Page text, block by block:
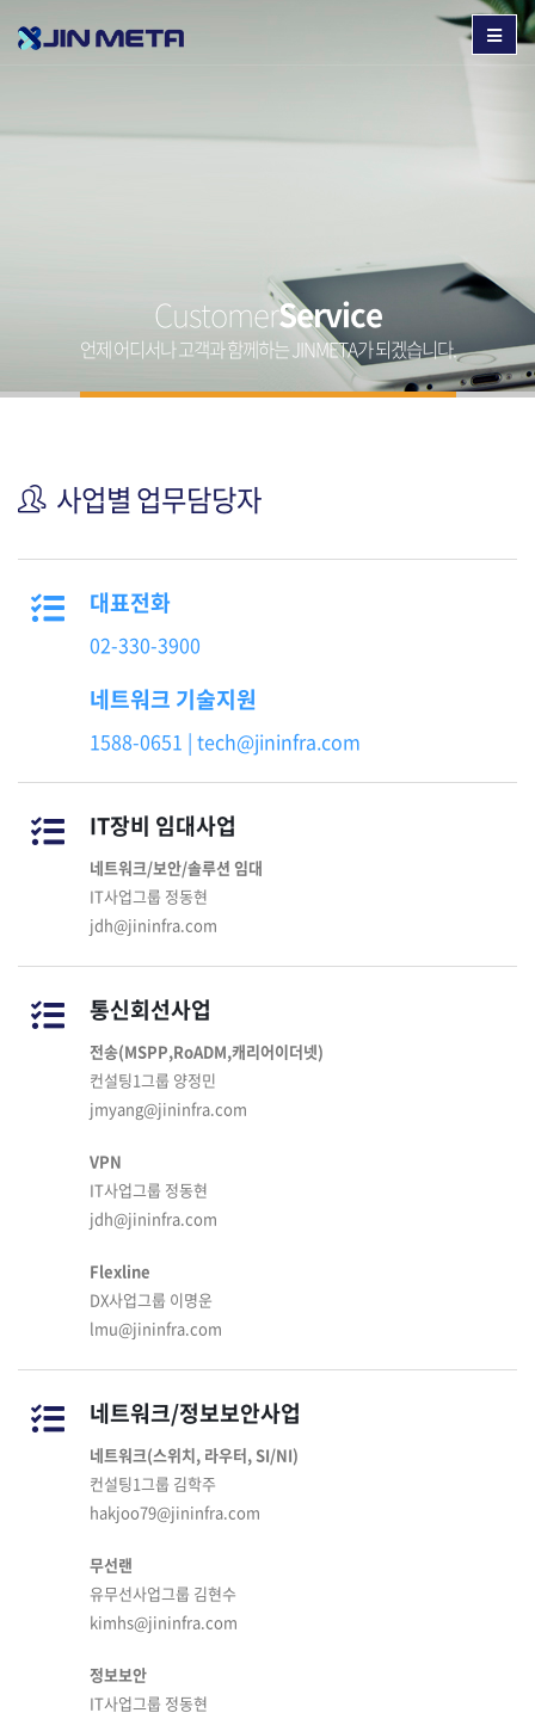
CustomerService
언제 어디서나 고객과 함께하는 JINMETA가 되겠습니다.
사업별 업무담당자
대표전화
02-330-3900
네트워크 기술지원
1588-0651 | tech@jininfra.com
IT장비 임대사업
네트워크/보안/솔루션 임대
IT사업그룹 정동현
jdh@jininfra.com
통신회선사업
전송(MSPP,RoADM,캐리어이더넷)
컨설팅1그룹 양정민
jmyang@jininfra.com
VPN
IT사업그룹 정동현
jdh@jininfra.com
Flexline
DX사업그룹 이명운
lmu@jininfra.com
네트워크/정보보안사업
네트워크(스위치, 라우터, SI/NI)
컨설팅1그룹 김학주
hakjoo79@jininfra.com
무선랜
유무선사업그룹 김현수
kimhs@jininfra.com
정보보안
IT사업그룹 정동현